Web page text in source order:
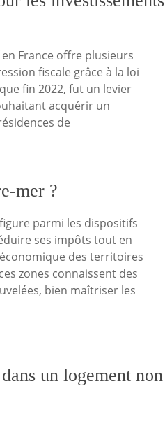
France offre plusieurs
fiscale grâce à la loi
fin 2022, fut un levier
acquérir un
de
mer ?
parmi les dispositifs
ses impôts tout en
des territoires
zones connaissent des
bien maîtriser les
un logement non